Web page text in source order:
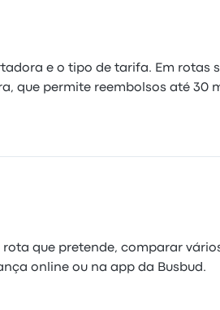
e o tipo de tarifa. Em rotas
que permite reembolsos até 30
que pretende, comparar
online ou na app da Busbud.